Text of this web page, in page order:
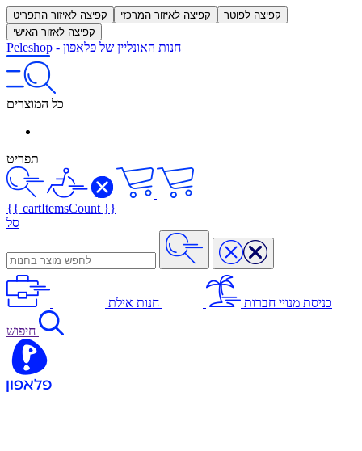
קפיצה לאיזור התפריט קפיצה לאיזור המרכזי
קפיצה לפוטר
קפיצה לאזור האישי
Peleshop - חנות האונליין של פלאפון
כל המוצרים
תפריט
{{ cartItemsCount }}
סל
כניסת מנויי חברות חנות אילת
חיפוש